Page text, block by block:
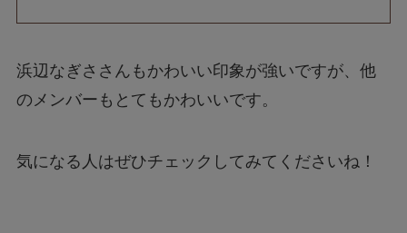
浜辺なぎささんもかわいい印象が強いですが、他
のメンバーもとてもかわいいです。
気になる人はぜひチェックしてみてくださいね！